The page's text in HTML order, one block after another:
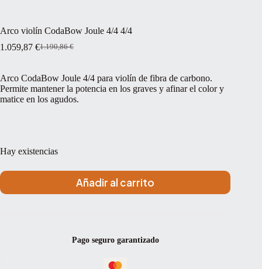
Arco violín CodaBow Joule 4/4 4/4
1.190,86€
El
original
era:
1.190,86 €.
1.059,87 €
El
actual
es:
1.059,87 €.
Arco CodaBow Joule 4/4 para violín de fibra de carbono.
Permite mantener la potencia en los graves y afinar el color y
matice en los agudos.
Hay existencias
Añadir al carrito
Pago seguro garantizado